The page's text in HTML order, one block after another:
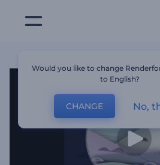
Would you like to change
to English?
CHANGE No,